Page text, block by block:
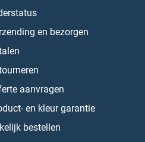
en bezorgen
aanvragen
en kleur garantie
bestellen